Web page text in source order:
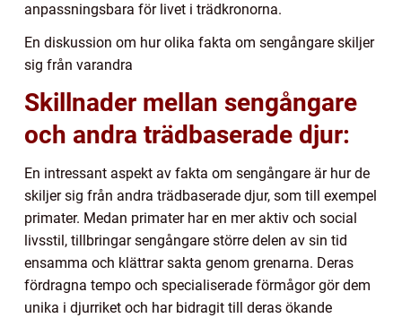
anpassningsbara för livet i trädkronorna.
En diskussion om hur olika fakta om sengångare skiljer
sig från varandra
Skillnader mellan sengångare
och andra trädbaserade djur:
En intressant aspekt av fakta om sengångare är hur de
skiljer sig från andra trädbaserade djur, som till exempel
primater. Medan primater har en mer aktiv och social
livsstil, tillbringar sengångare större delen av sin tid
ensamma och klättrar sakta genom grenarna. Deras
fördragna tempo och specialiserade förmågor gör dem
unika i djurriket och har bidragit till deras ökande